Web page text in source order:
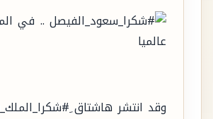
وقد انتشر هاشتاق